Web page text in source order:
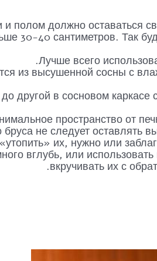
полом должно оставаться
30-40 сантиметров. Так
Лучше всего
из высушенной сосны с
другой в сосновом каркасе
пространство от
не следует оставлять
их, нужно или
вглубь, или
вкручивать их с